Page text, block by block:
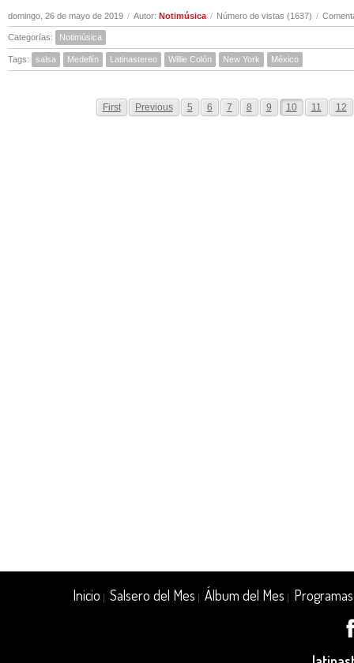
domingo, 26 de mayo de 2019 / Autor: Notimúsica / Número de vistas (1637) /
Categorías: Notimúsica
Tags: salsa Medellín Latinastereo Willie Colón New York México
First Previous 5 6 7 8 9 10 11 12
Inicio |Salsero del Mes |Álbum del Mes Programas